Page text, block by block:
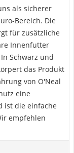
als sicherer
Bereich. Die
für zusätzliche
Innenfutter
Schwarz und
das Produkt
von O'Neal
eine
ist die einfache
empfehlen